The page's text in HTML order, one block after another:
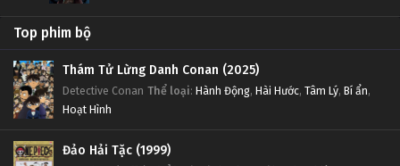
Top phim bộ
Thám Tử Lừng Danh Conan (2025)
Detective Conan Thể loại: Hành Động, Hài Hước, Tâm Lý, Bí ẩn,
Hoạt Hình
Đảo Hải Tặc (1999)